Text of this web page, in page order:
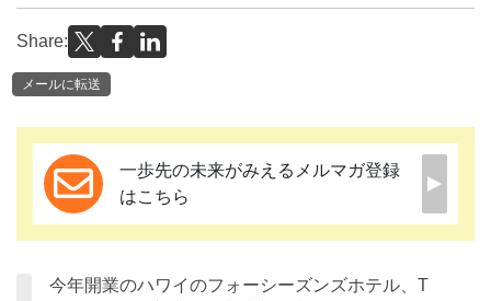
Share:
メールに転送
一歩先の未来がみえるメルマガ登録
はこちら
今年開業のハワイのフォーシーズンズホテル、T